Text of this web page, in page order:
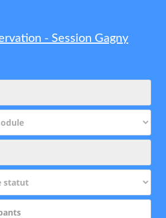
- Session Gagny